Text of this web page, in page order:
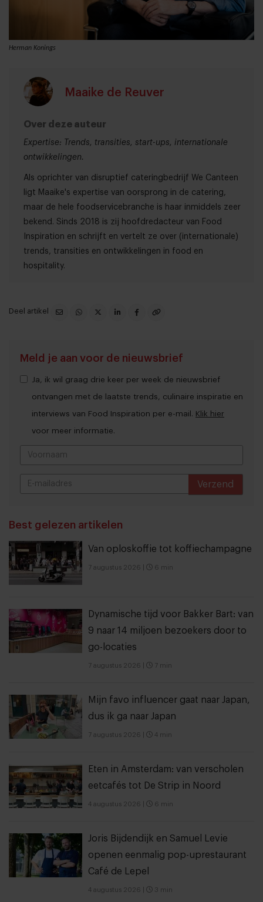
Herman Konings
Maaike de Reuver
Over deze auteur
Expertise: Trends, transities, start-ups, internationale
ontwikkelingen.
Als oprichter van disruptief cateringbedrijf We Canteen
ligt Maaike's expertise van oorsprong in de catering,
maar de hele foodservicebranche is haar inmiddels zeer
bekend. Sinds 2018 is zij hoofdredacteur van Food
Inspiration en schrijft en vertelt ze over (internationale)
trends, transities en ontwikkelingen in food en
hospitality.
Deel artikel
Meld je aan voor de nieuwsbrief
Ja, ik wil graag drie keer per week de nieuwsbrief
ontvangen met de laatste trends, culinaire inspiratie en
interviews van Food Inspiration per e-mail. Klik hier
voor meer informatie.
Verzend
Best gelezen artikelen
Van oploskoffie tot koffiechampagne
7 augustus 2026 6 min
Dynamische tijd voor Bakker Bart: van
9 naar 14 miljoen bezoekers door to
go-locaties
7 augustus 2026 7 min
Mijn favo influencer gaat naar Japan,
dus ik ga naar Japan
7 augustus 2026 4 min
Eten in Amsterdam: van verscholen
eetcafés tot De Strip in Noord
4 augustus 2026 6 min
Joris Bijdendijk en Samuel Levie
openen eenmalig pop-uprestaurant
Café de Lepel
4 augustus 2026 3 min